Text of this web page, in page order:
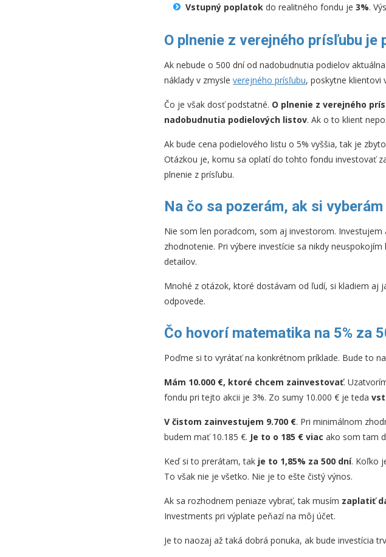
Vstupný poplatok do realitného fondu je3%.
O plnenie z verejného prísľubu
Ak nebude o 500 dní od nadobudnutia podielov
náklady v zmysleverejného prísľubu, poskytne klientovi
Čo je však dosť podstatné. O plnenie z verejného
nadobudnutia podielových listov. Ak o to klient
Ak bude cena podielového listu o 5% vyššia, tak je
Otázkou je, komu sa oplatí do tohto fondu investovať
plnenie z prísľubu.
Na čo sa pozerám, ak si
Nie som len poradcom, som aj investorom.
zhodnotenie. Pri výbere investície sa nikdy
detailov.
Mnohé z otázok, ktoré dostávam od ľudí, si kladiem aj
odpovede.
Čo hovorí matematika na 5% za
Poďme si to vyrátať na konkrétnom príklade. Bude to
Mám 10.000 €, ktoré chcem zainvestovať.
fondu pri tejto akcii je 3%. Zo sumy 10.000 € je teda
V čistom zainvestujem 9.700 €. Pri minimálnom
budem mať 10.185 €. Je to o 185 € viac ako som tam
Keď si to prerátam, tak je to 1,85% za 500 dní. Koľko
To však nie je všetko. Nie je to ešte čistý výnos.
Ak sa rozhodnem peniaze vybrať, tak musím zaplatiť
Investments pri výplate peňazí na môj účet.
Je to naozaj až taká dobrá ponuka, ak bude investícia